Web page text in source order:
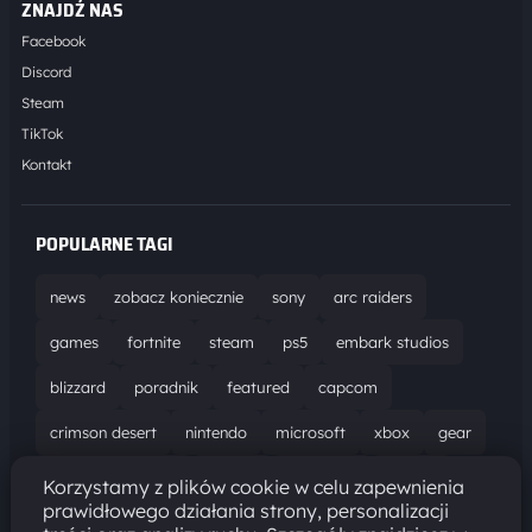
ZNAJDŹ NAS
Facebook
Discord
Steam
TikTok
Kontakt
POPULARNE TAGI
news zobacz koniecznie sony arc raiders
games fortnite steam ps5 embark studios
blizzard poradnik featured capcom
crimson desert nintendo microsoft xbox gear
world of warcraft solucja marathon ubisoft
bungie recenzja resident evil requiem gaming
Korzystamy z plików cookie w celu zapewnienia
prawidłowego działania strony, personalizacji